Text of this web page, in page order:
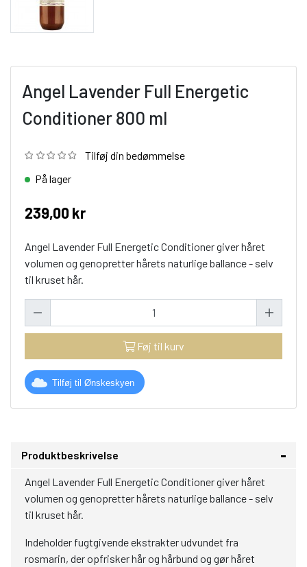
Angel Lavender Full Energetic
Conditioner 800 ml
Tilføj din bedømmelse
På lager
239,00 kr
Angel Lavender Full Energetic Conditioner giver håret
volumen og genopretter hårets naturlige ballance - selv
til kruset hår.
Føj til kurv
Tilføj til Ønskeskyen
Produktbeskrivelse
Angel Lavender Full Energetic Conditioner giver håret
volumen og genopretter hårets naturlige ballance - selv
til kruset hår.
Indeholder fugtgivende ekstrakter udvundet fra
rosmarin, der opfrisker hår og hårbund og gør håret